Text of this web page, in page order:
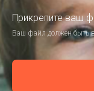
Прикрепите ваш
Ваш файл должен быть